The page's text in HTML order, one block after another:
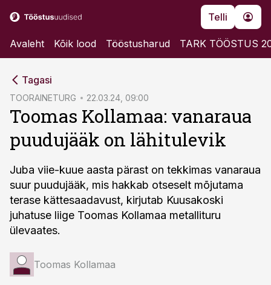
Telli
Avaleht Kõik lood Tööstusharud TARK TÖÖSTUS
Tagasi
TOORAINETURG 22.03.24, 09:00
Toomas Kollamaa: vanaraua
puudujääk on lähitulevik
Juba viie-kuue aasta pärast on tekkimas vanaraua
suur puudujääk, mis hakkab otseselt mõjutama
terase kättesaadavust, kirjutab Kuusakoski
juhatuse liige Toomas Kollamaa metallituru
ülevaates.
Toomas Kollamaa